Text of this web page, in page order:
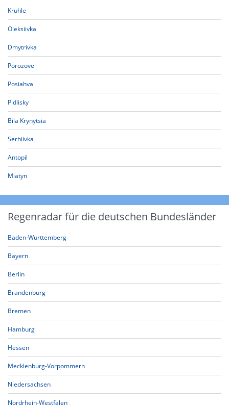
Kruhle
Oleksiivka
Dmytrivka
Porozove
Posiahva
Pidlisky
Bila Krynytsia
Serhiivka
Antopil
Miatyn
Regenradar für die deutschen Bundesländer
Baden-Württemberg
Bayern
Berlin
Brandenburg
Bremen
Hamburg
Hessen
Mecklenburg-Vorpommern
Niedersachsen
Nordrhein-Westfalen